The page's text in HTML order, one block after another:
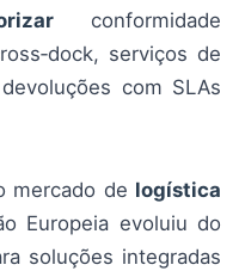
conformidade
serviços de
com SLAs
mercado de logística
Europeia evoluiu do
soluções integradas